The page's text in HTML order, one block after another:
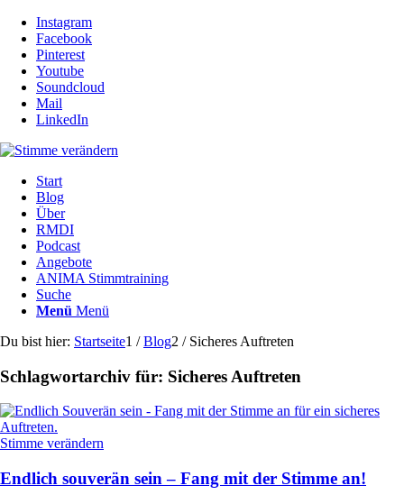
Instagram
Facebook
Pinterest
Youtube
Soundcloud
Mail
LinkedIn
Start
Blog
Über
RMDI
Podcast
Angebote
ANIMA Stimmtraining
Suche
Menü Menü
Du bist hier: Startseite1 / Blog2 / Sicheres Auftreten
Schlagwortarchiv für: Sicheres Auftreten
Stimme verändern
Endlich souverän sein – Fang mit der Stimme an!